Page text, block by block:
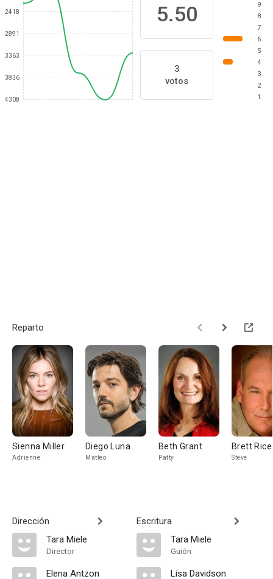
2418
2891
3363
3836
4308
5.50
3
votos
9
8
7
6
5
4
3
2
1
Reparto
Sienna Miller
Adrienne
Diego Luna
Matteo
Beth Grant
Patty
Brett Rice
Steve
Dirección
Tara Miele
Director
Elena Antzon
Escritura
Tara Miele
Guión
Lisa Davidson